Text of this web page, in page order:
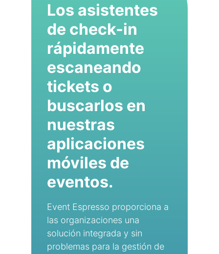
Los asistentes
de check-in
rápidamente
escaneando
tickets o
buscarlos en
nuestras
aplicaciones
móviles de
eventos.
Event Espresso proporciona a
las organizaciones una
solución integrada y sin
problemas para la gestión de